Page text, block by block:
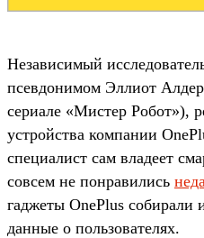
Независимый
псевдонимом Эллиот
сериале «Мистер Робот»),
устройства компании
специалист сам владеет
совсем не понравились
гаджеты OnePlus
данные о пользователях.